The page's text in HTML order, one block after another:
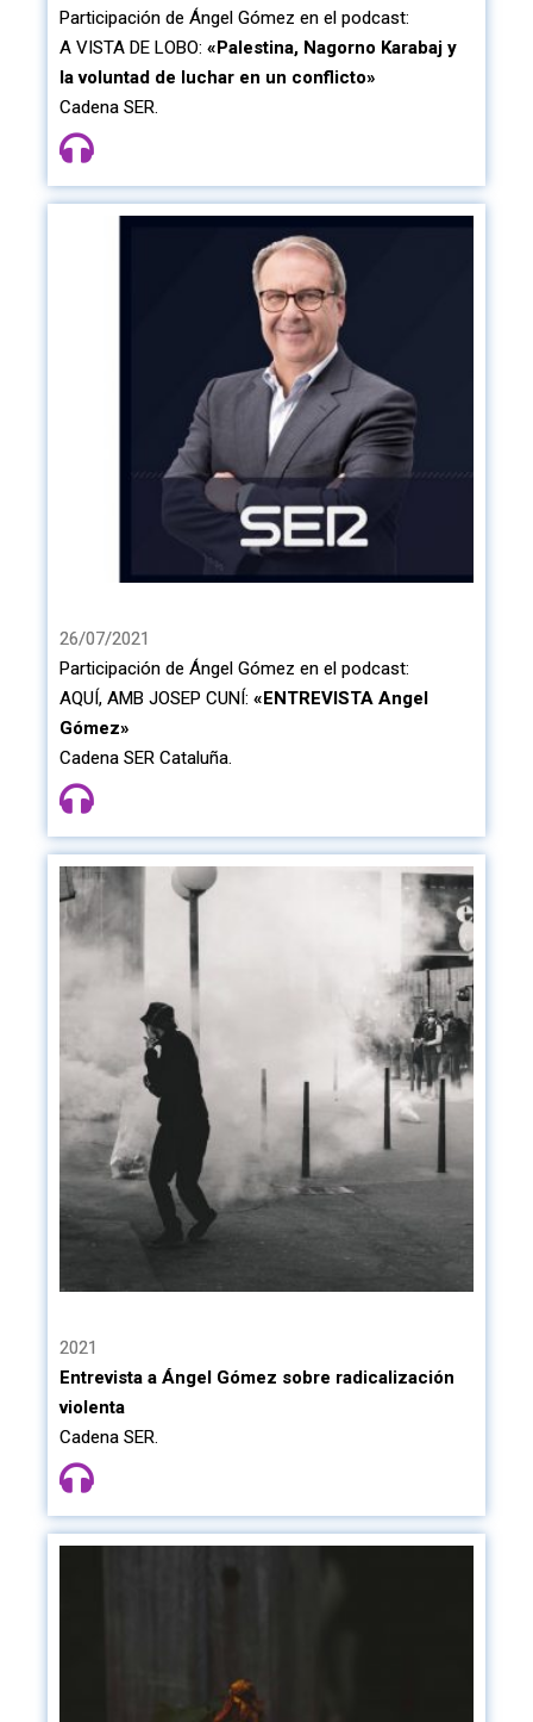
Participación de Ángel Gómez en el podcast:
A VISTA DE LOBO: «Palestina, Nagorno Karabaj y
la voluntad de luchar en un conflicto»
Cadena SER.
26/07/2021
Participación de Ángel Gómez en el podcast:
AQUÍ, AMB JOSEP CUNÍ: «ENTREVISTA Angel
Gómez»
Cadena SER Cataluña.
2021
Entrevista a Ángel Gómez sobre radicalización
violenta
Cadena SER.